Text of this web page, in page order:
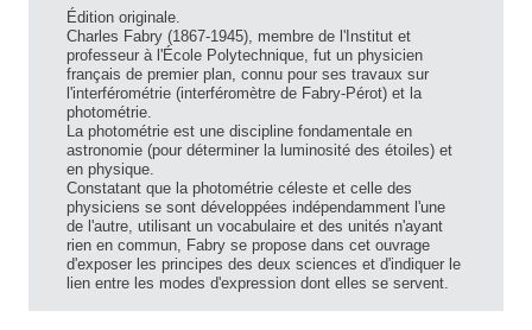
Édition originale.
Charles Fabry (1867-1945), membre de l'Institut et
professeur à l'École Polytechnique, fut un physicien
français de premier plan, connu pour ses travaux sur
l'interférométrie (interféromètre de Fabry-Pérot) et la
photométrie.
La photométrie est une discipline fondamentale en
astronomie (pour déterminer la luminosité des étoiles) et
en physique.
Constatant que la photométrie céleste et celle des
physiciens se sont développées indépendamment l'une
de l'autre, utilisant un vocabulaire et des unités n'ayant
rien en commun, Fabry se propose dans cet ouvrage
d'exposer les principes des deux sciences et d'indiquer le
lien entre les modes d'expression dont elles se servent.